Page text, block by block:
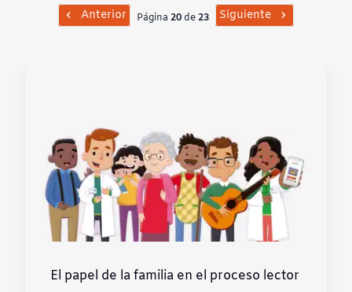
Anterior Página 20 de23 Siguiente
El papel de la familia en el proceso lector
Fondo claro
Restablecer